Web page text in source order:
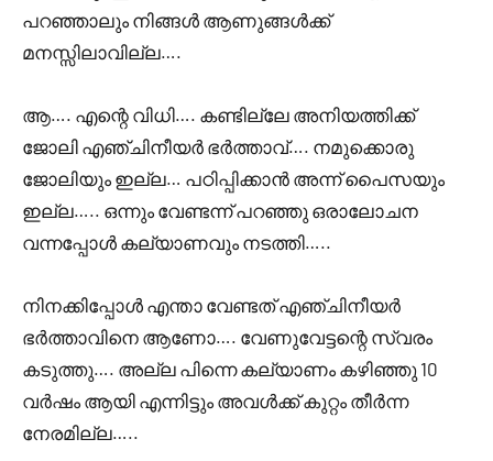
പറഞ്ഞാലും നിങ്ങൾ ആണുങ്ങൾക്ക്
മനസ്സിലാവില്ല….
ആ…. എന്റെ വിധി…. കണ്ടില്ലേ അനിയത്തിക്ക്
ജോലി എഞ്ചിനീയർ ഭർത്താവ്…. നമുക്കൊരു
ജോലിയും ഇല്ല… പഠിപ്പിക്കാൻ അന്ന് പൈസയും
ഇല്ല….. ഒന്നും വേണ്ടന്ന് പറഞ്ഞു ഒരാലോചന
വന്നപ്പോൾ കല്യാണവും നടത്തി…..
നിനക്കിപ്പോൾ എന്താ വേണ്ടത് എഞ്ചിനീയർ
ഭർത്താവിനെ ആണോ…. വേണുവേട്ടന്റെ സ്വരം
കടുത്തു…. അല്ല പിന്നെ കല്യാണം കഴിഞ്ഞു 10
വർഷം ആയി എന്നിട്ടും അവൾക്ക് കുറ്റം തീർന്ന
നേരമില്ല…..